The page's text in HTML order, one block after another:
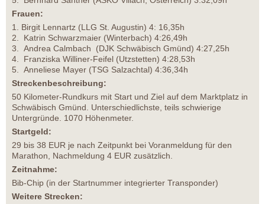
Frauen:
1. Birgit Lennartz (LLG St. Augustin) 4: 16,35h
2. Katrin Schwarzmaier (Winterbach) 4:26,49h
3. Andrea Calmbach (DJK Schwäbisch Gmünd) 4:27,25h
4. Franziska Williner-Feifel (Utzstetten) 4:28,53h
5. Anneliese Mayer (TSG Salzachtal) 4:36,34h
Streckenbeschreibung:
50 Kilometer-Rundkurs mit Start und Ziel auf dem Marktplatz in
Schwäbisch Gmünd. Unterschiedlichste, teils schwierige
Untergründe. 1070 Höhenmeter.
Startgeld:
29 bis 38 EUR je nach Zeitpunkt bei Voranmeldung für den
Marathon, Nachmeldung 4 EUR zusätzlich.
Zeitnahme:
Bib-Chip (in der Startnummer integrierter Transponder)
Weitere Strecken: